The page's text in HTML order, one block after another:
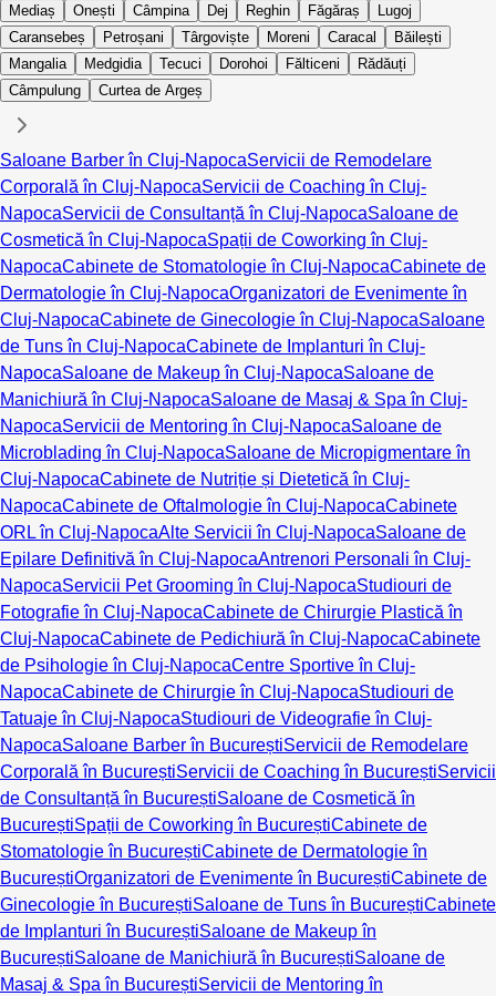
Mediaș
Onești Câmpina Dej Reghin Făgăraș
Lugoj
Caransebeș
Petroșani Târgoviște Moreni Caracal
Băilești
Mangalia
Medgidia Tecuci Dorohoi Fălticeni
Rădăuți
Câmpulung
Curtea de Argeș
Saloane Barber în Cluj-NapocaServicii de Remodelare
Corporală în Cluj-NapocaServicii de Coaching în Cluj-
NapocaServicii de Consultanță în Cluj-NapocaSaloane de
Cosmetică în Cluj-NapocaSpații de Coworking în Cluj-
NapocaCabinete de Stomatologie în Cluj-NapocaCabinete de
Dermatologie în Cluj-NapocaOrganizatori de Evenimente în
Cluj-NapocaCabinete de Ginecologie în Cluj-NapocaSaloane
de Tuns în Cluj-NapocaCabinete de Implanturi în Cluj-
NapocaSaloane de Makeup în Cluj-NapocaSaloane de
Manichiură în Cluj-NapocaSaloane de Masaj & Spa în Cluj-
NapocaServicii de Mentoring în Cluj-NapocaSaloane de
Microblading în Cluj-NapocaSaloane de Micropigmentare în
Cluj-NapocaCabinete de Nutriție și Dietetică în Cluj-
NapocaCabinete de Oftalmologie în Cluj-NapocaCabinete
ORL în Cluj-NapocaAlte Servicii în Cluj-NapocaSaloane de
Epilare Definitivă în Cluj-NapocaAntrenori Personali în Cluj-
NapocaServicii Pet Grooming în Cluj-NapocaStudiouri de
Fotografie în Cluj-NapocaCabinete de Chirurgie Plastică în
Cluj-NapocaCabinete de Pedichiură în Cluj-NapocaCabinete
de Psihologie în Cluj-NapocaCentre Sportive în Cluj-
NapocaCabinete de Chirurgie în Cluj-NapocaStudiouri de
Tatuaje în Cluj-NapocaStudiouri de Videografie în Cluj-
NapocaSaloane Barber în BucureștiServicii de Remodelare
Corporală în BucureștiServicii de Coaching în BucureștiServicii
de Consultanță în BucureștiSaloane de Cosmetică în
BucureștiSpații de Coworking în BucureștiCabinete de
Stomatologie în BucureștiCabinete de Dermatologie în
BucureștiOrganizatori de Evenimente în BucureștiCabinete de
Ginecologie în BucureștiSaloane de Tuns în BucureștiCabinete
de Implanturi în BucureștiSaloane de Makeup în
BucureștiSaloane de Manichiură în BucureștiSaloane de
Masaj & Spa în BucureștiServicii de Mentoring în